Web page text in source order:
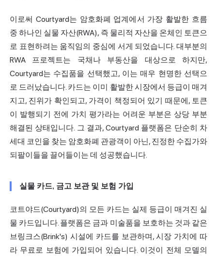
이로써 Courtyard는 암호화폐 업계에서 가장 활발한 흐름
중 하나인 실물 자산(RWA), 즉 물리적 자산을 온체인 토큰으
로 표현하려는 움직임의 중심에 서게 되었습니다. 대부분의
RWA 프로젝트는 국채나 부동산을 대상으로 하지만,
Courtyard는 수집품을 선택했고, 이는 매우 현명한 선택으
로 드러났습니다. 카드는 이미 활발한 시장에서 등급이 매겨
지고, 진위가 확인되고, 가격이 책정되어 있기 때문에, 토큰
이 발행되기 전에 가치 평가라는 어려운 부분은 상당 부분
해결된 상태입니다. 그 결과, Courtyard 플랫폼은 단순히 차
세대 코인을 찾는 암호화폐 관광객이 아닌, 진정한 수집가와
되팔이들을 끌어들이는 데 성공했습니다.
실물 카드, 금고 보관 및 보험 가입
코트야드(Courtyard)의 모든 카드는 실제 등급이 매겨진 실
물 카드입니다. 플랫폼은 금과 미술품을 보호하는 것과 같은
브링크스(Brink's) 시설에 카드를 보관하며, 시장 가치에 따
라 무료로 보험에 가입되어 있습니다. 이것이 전체 모델의